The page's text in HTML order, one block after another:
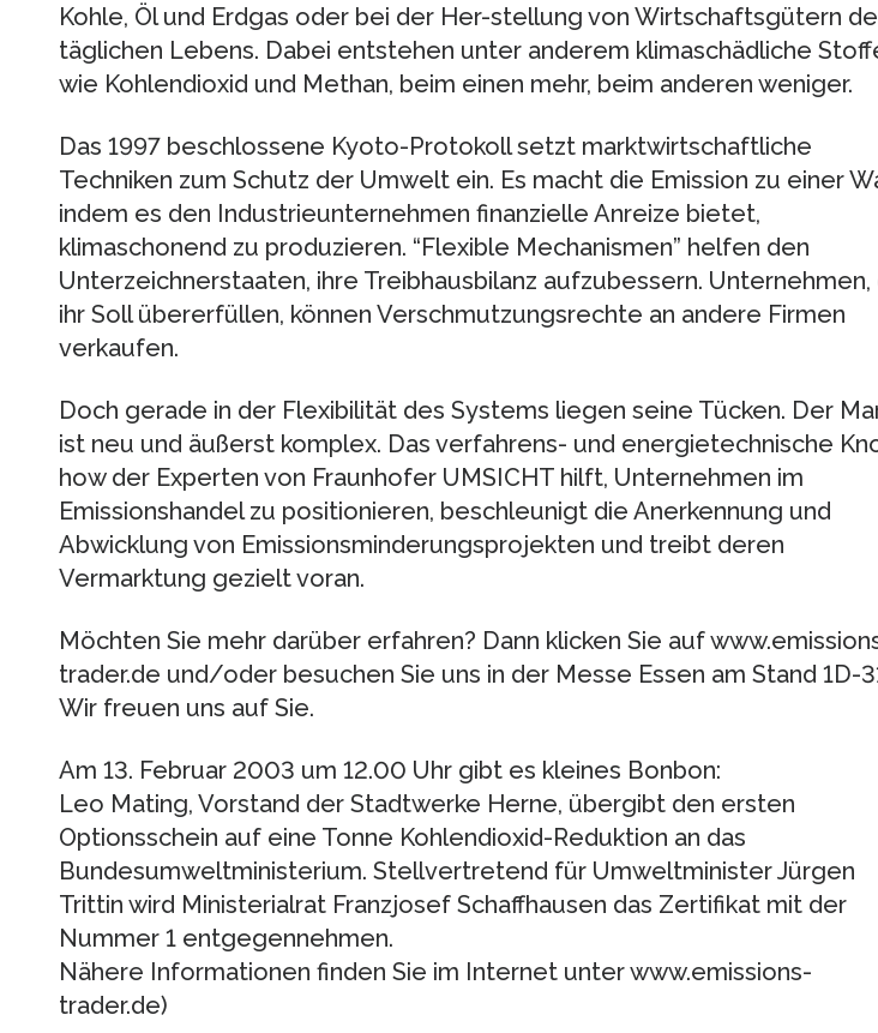
Kohle, Öl und Erdgas oder bei der Her-stellung von Wirtschaftsgütern
täglichen Lebens. Dabei entstehen unter anderem klimaschädliche
wie Kohlendioxid und Methan, beim einen mehr, beim anderen weniger.
Das 1997 beschlossene Kyoto-Protokoll setzt marktwirtschaftliche
Techniken zum Schutz der Umwelt ein. Es macht die Emission zu einer
indem es den Industrieunternehmen finanzielle Anreize bietet,
klimaschonend zu produzieren. “Flexible Mechanismen” helfen den
Unterzeichnerstaaten, ihre Treibhausbilanz aufzubessern. Unternehmen,
ihr Soll übererfüllen, können Verschmutzungsrechte an andere Firmen
verkaufen.
Doch gerade in der Flexibilität des Systems liegen seine Tücken. Der
ist neu und äußerst komplex. Das verfahrens- und energietechnische
how der Experten von Fraunhofer UMSICHT hilft, Unternehmen im
Emissionshandel zu positionieren, beschleunigt die Anerkennung und
Abwicklung von Emissionsminderungsprojekten und treibt deren
Vermarktung gezielt voran.
Möchten Sie mehr darüber erfahren? Dann klicken Sie auf
trader.de und/oder besuchen Sie uns in der Messe Essen am Stand 1D-
Wir freuen uns auf Sie.
Am 13. Februar 2003 um 12.00 Uhr gibt es kleines Bonbon:
Leo Mating, Vorstand der Stadtwerke Herne, übergibt den ersten
Optionsschein auf eine Tonne Kohlendioxid-Reduktion an das
Bundesumweltministerium. Stellvertretend für Umweltminister Jürgen
Trittin wird Ministerialrat Franzjosef Schaffhausen das Zertifikat mit der
Nummer 1 entgegennehmen.
Nähere Informationen finden Sie im Internet unter www.emissions-
trader.de)